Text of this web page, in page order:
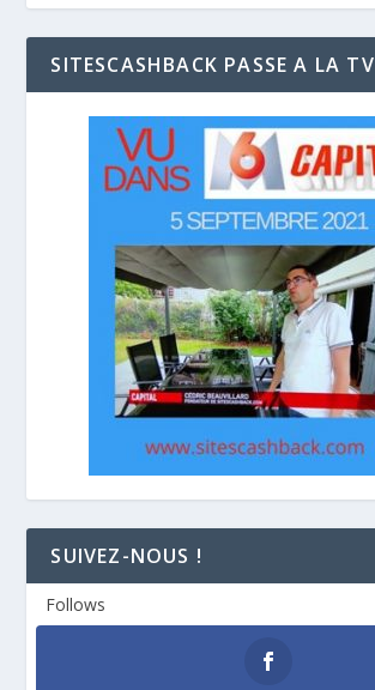
SITESCASHBACK PASSE A LA TV
SUIVEZ-NOUS !
Follows